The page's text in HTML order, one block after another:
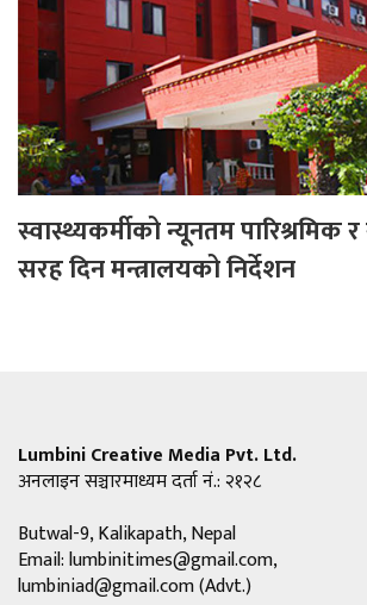
स्वास्थ्यकर्मीको न्यूनतम पारिश्रमिक
सरह दिन मन्त्रालयको निर्देशन
Lumbini Creative Media Pvt. Ltd.
अनलाइन सञ्चारमाध्यम दर्ता नं.: २१२८
Butwal-9, Kalikapath, Nepal
Email:lumbinitimes@gmail.com,
lumbiniad@gmail.com(Advt.)